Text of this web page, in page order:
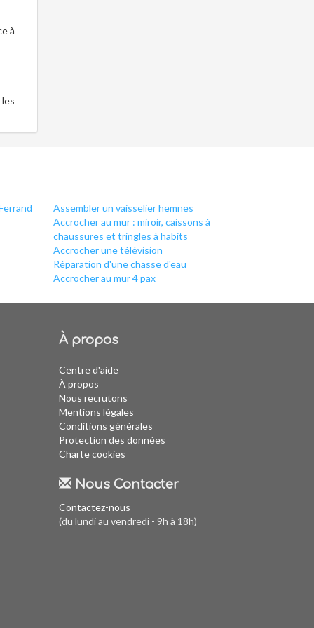
à
Assembler un vaisselier hemnes
Accrocher au mur : miroir, caissons à
chaussures et tringles à habits
Accrocher une télévision
Réparation d'une chasse d'eau
Accrocher au mur 4 pax
À propos
Centre d'aide
À propos
Nous recrutons
Mentions légales
Conditions générales
Protection des données
Charte cookies
Nous Contacter
Contactez-nous
(du lundi au vendredi - 9h à 18h)